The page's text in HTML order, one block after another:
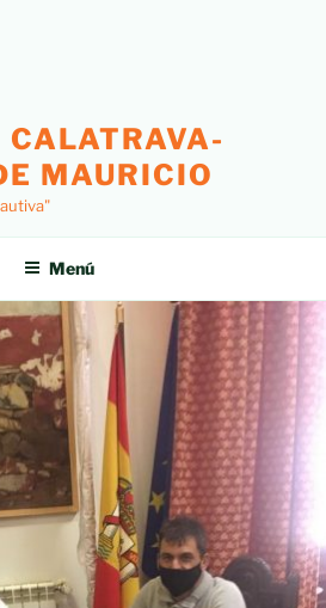
CALATRAVA-
MAURICIO
Menú